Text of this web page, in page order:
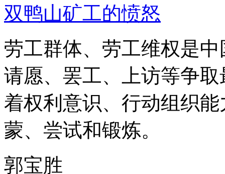
双鸭山矿工的愤怒
劳工群体、劳工维权是
请愿、罢工、上访等争
着权利意识、行动组织
蒙、尝试和锻炼。
郭宝胜